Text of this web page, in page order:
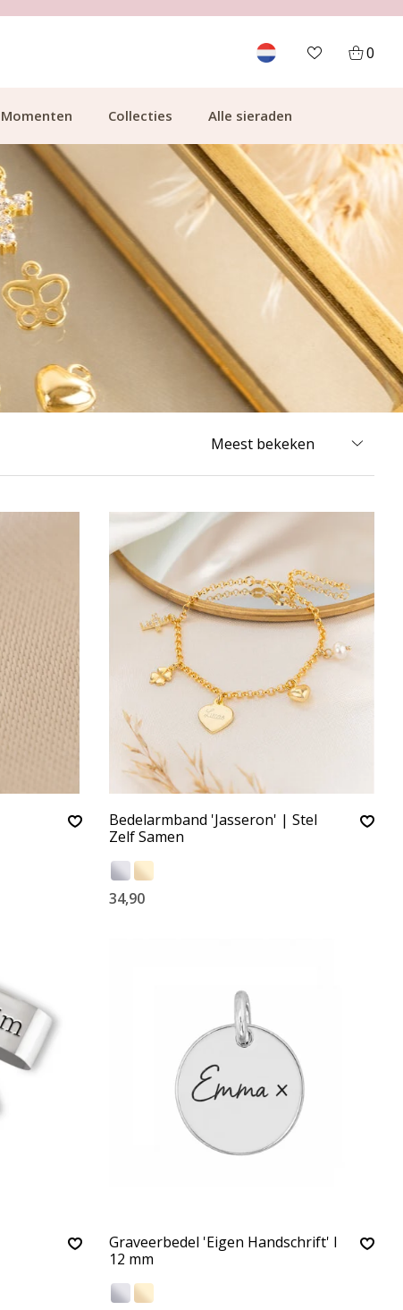
0
Momenten Collecties Alle sieraden
Bedelarmband 'Jasseron' | Stel
Zelf Samen
34,90
Graveerbedel 'Eigen Handschrift' I
12 mm